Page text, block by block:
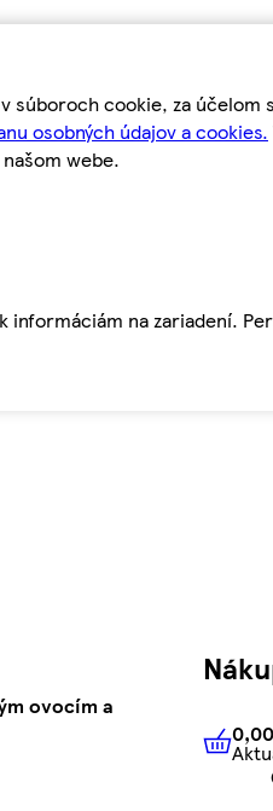
cookie, za účelom
osobných údajov a cookies.
webe.
na zariadení.
ovocím a